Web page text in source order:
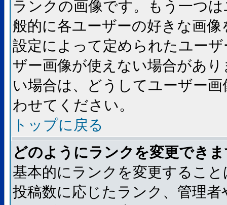
ランクの画像です。もう一つ
般的に各ユーザーの好きな画
設定によって定められたユー
ザー画像が使えない場合があ
い場合は、どうしてユーザー
わせてください。
トップに戻る
どのようにランクを変更でき
基本的にランクを変更するこ
投稿数に応じたランク、管理